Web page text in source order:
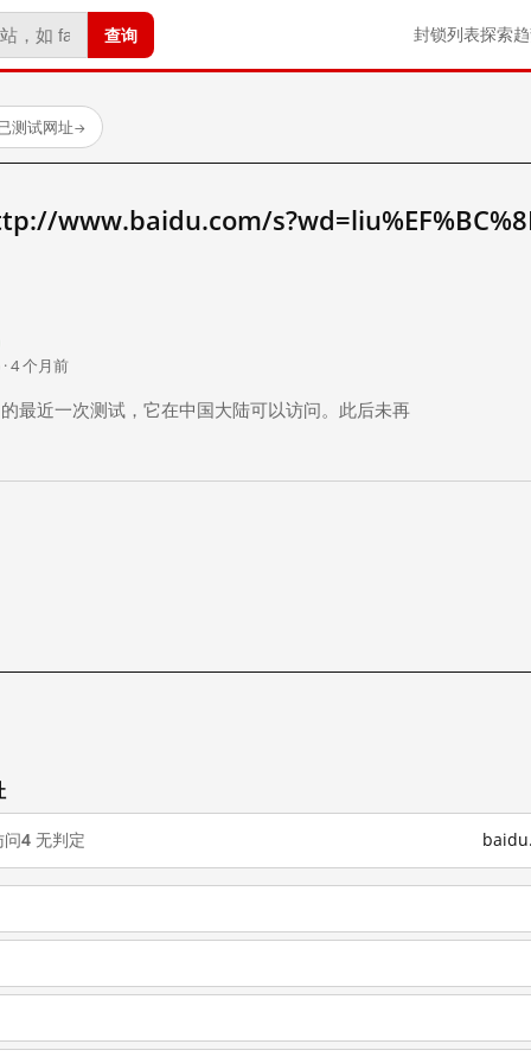
查询 封锁列表探索
测试网址→
www.baidu.com/
4 个月前
最近一次测试，它在中国大陆可以访问。此后未再
问4 无判定